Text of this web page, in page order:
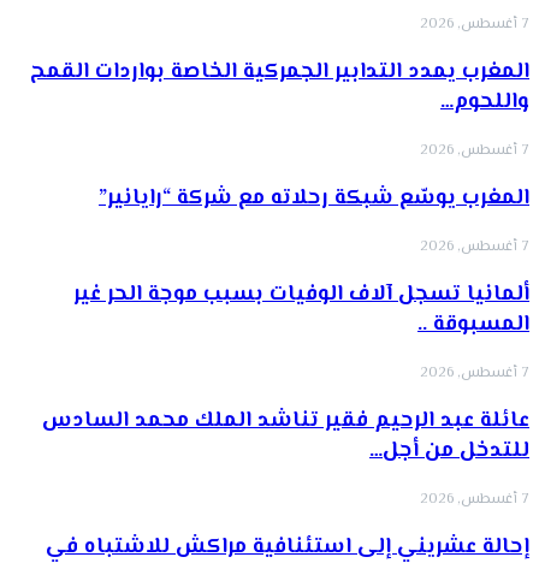
7 أغسطس, 2026
المغرب يمدد التدابير الجمركية الخاصة بواردات القمح
واللحوم…
7 أغسطس, 2026
المغرب يوسّع شبكة رحلاته مع شركة “رايانير”
7 أغسطس, 2026
ألمانيا تسجل آلاف الوفيات بسبب موجة الحر غير
المسبوقة ..
7 أغسطس, 2026
عائلة عبد الرحيم فقير تناشد الملك محمد السادس
للتدخل من أجل…
7 أغسطس, 2026
إحالة عشريني إلى استئنافية مراكش للاشتباه في